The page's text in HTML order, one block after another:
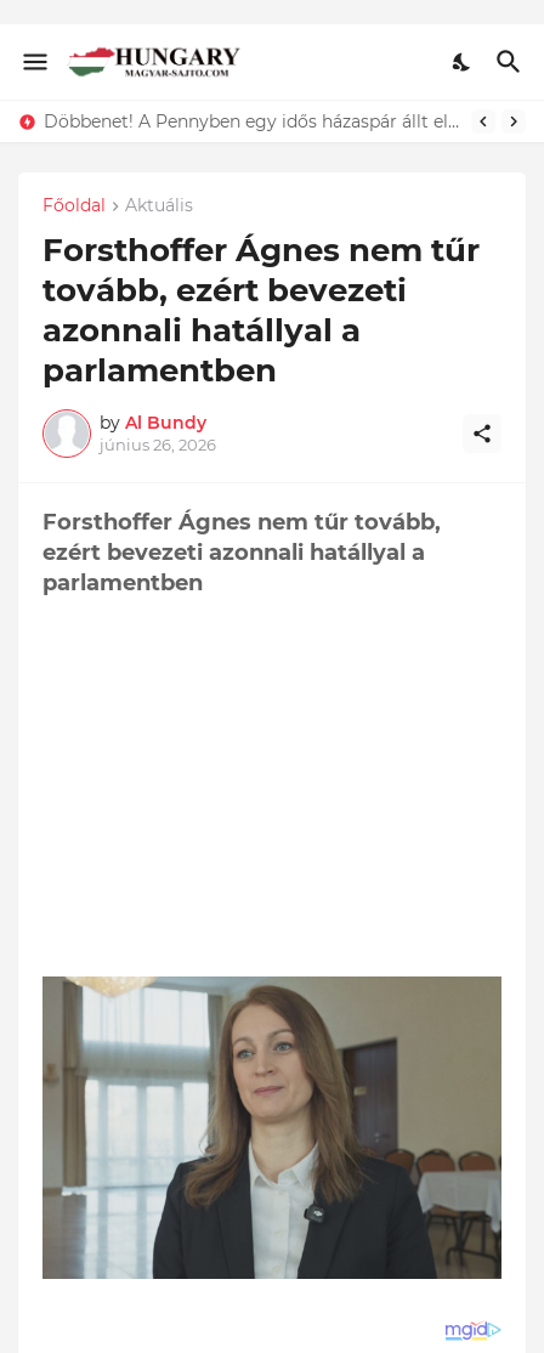
Lefotózták Oláh Ibolyát, amint épp vele csókolózik - EZT nem hiszed el, kinek a karjában kötött ki...ÍME
Főoldal Aktuális
Forsthoffer Ágnes nem tűr
tovább, ezért bevezeti
azonnali hatállyal a
parlamentben
by Al Bundy
június 26, 2026
Forsthoffer Ágnes nem tűr tovább,
ezért bevezeti azonnali hatállyal a
parlamentben